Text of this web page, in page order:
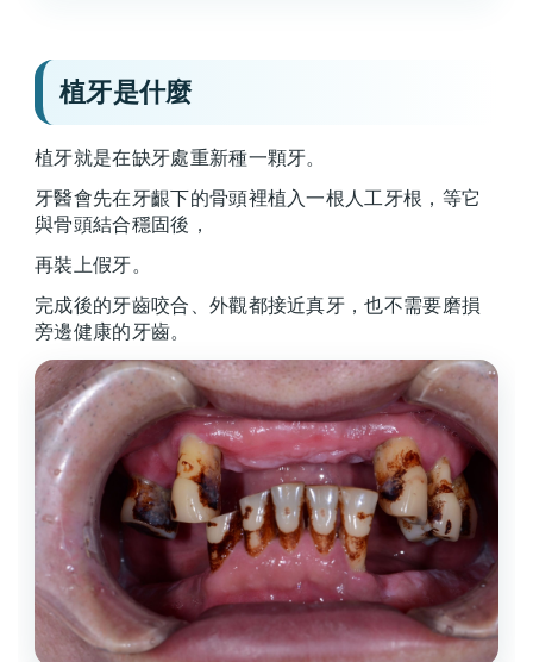
植牙是什麼
植牙就是在缺牙處重新種一顆牙。
牙醫會先在牙齦下的骨頭裡植入一根人工牙根，等它
與骨頭結合穩固後，
再裝上假牙。
完成後的牙齒咬合、外觀都接近真牙，也不需要磨損
旁邊健康的牙齒。